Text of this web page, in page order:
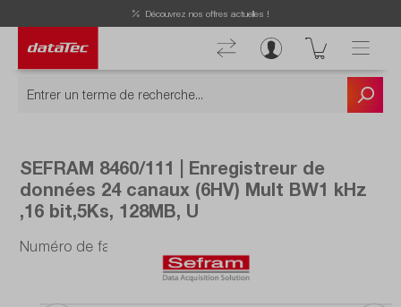
Découvrez nos offres actuelles !
SEFRAM 8460/111 | Enregistreur de
données 24 canaux (6HV) Mult BW1 kHz
,16 bit,5Ks, 128MB, U
Numéro de fabrication : 8460/111
Now viewing Points forts section